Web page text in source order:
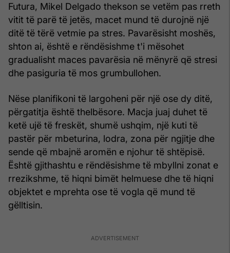
Futura, Mikel Delgado thekson se vetëm pas rreth
vitit të parë të jetës, macet mund të durojnë një
ditë të tërë vetmie pa stres. Pavarësisht moshës,
shton ai, është e rëndësishme t'i mësohet
gradualisht maces pavarësia në mënyrë që stresi
dhe pasiguria të mos grumbullohen.
Nëse planifikoni të largoheni për një ose dy ditë,
përgatitja është thelbësore. Macja juaj duhet të
ketë ujë të freskët, shumë ushqim, një kuti të
pastër për mbeturina, lodra, zona për ngjitje dhe
sende që mbajnë aromën e njohur të shtëpisë.
Është gjithashtu e rëndësishme të mbyllni zonat e
rrezikshme, të hiqni bimët helmuese dhe të hiqni
objektet e mprehta ose të vogla që mund të
gëlltisin.